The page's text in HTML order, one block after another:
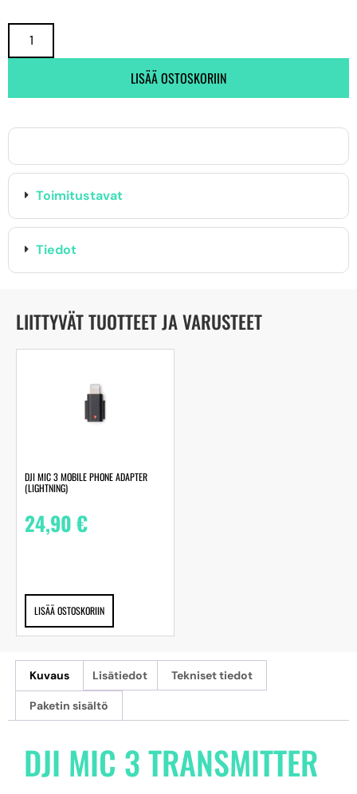
LISÄÄ OSTOSKORIIN
Toimitustavat
Tiedot
LIITTYVÄT TUOTTEET JA VARUSTEET
DJI MIC 3 MOBILE PHONE ADAPTER
(LIGHTNING)
24,90€
LISÄÄ OSTOSKORIIN
Kuvaus Lisätiedot Tekniset tiedot
Paketin sisältö
DJI MIC 3 TRANSMITTER